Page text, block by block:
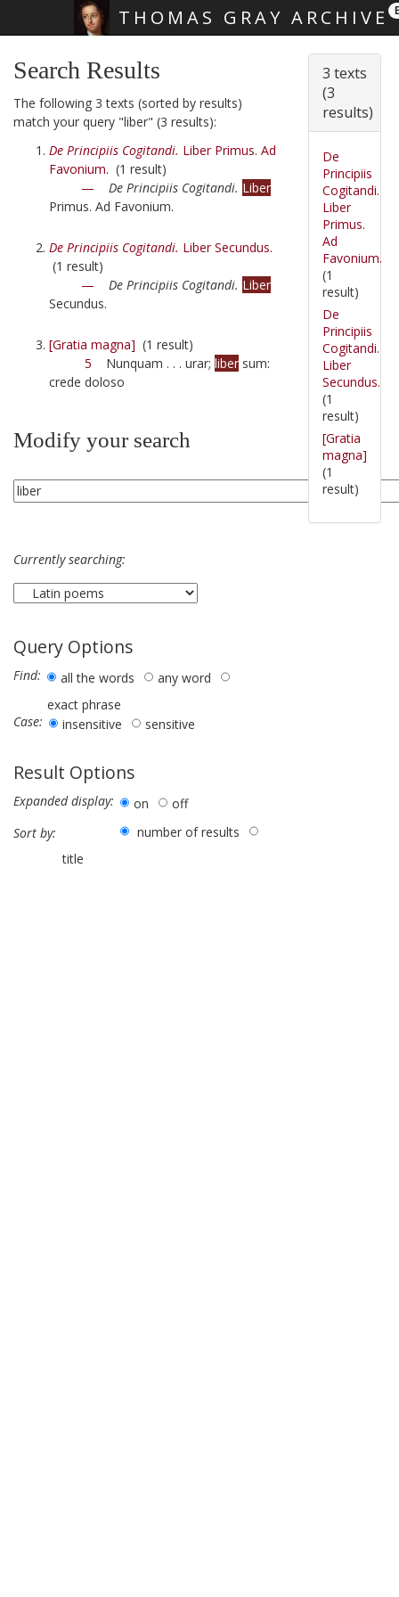
THOMAS GRAY ARCHIVE
Search Results
The following 3 texts (sorted by results)
match your query "liber" (3 results):
De Principiis Cogitandi. Liber Primus. Ad
Favonium. (1 result)
—
De Principiis Cogitandi. Liber
Primus. Ad Favonium.
De Principiis Cogitandi. Liber Secundus.
(1 result)
—
De Principiis Cogitandi. Liber
Secundus.
[Gratia magna] (1 result)
5 Nunquam . . . urar; liber sum:
crede doloso
Modify your search
Currently searching:
Query Options
Find: all the words
any word
exact phrase
Case:
insensitive sensitive
Result Options
Expanded display: on
off
Sort by:
number of results
title
3 texts
(3
results)
De
Principiis
Cogitandi.
Liber
Primus.
Ad
Favonium.
(1
result)
De
Principiis
Cogitandi.
Liber
Secundus.
(1
result)
[Gratia
magna]
(1
result)